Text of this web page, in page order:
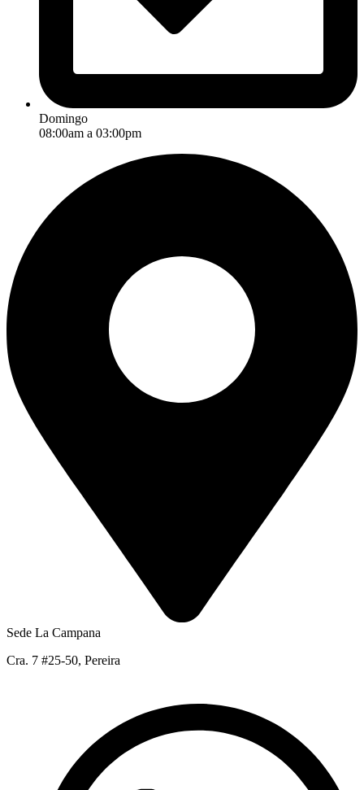
Domingo
08:00am a 03:00pm
Sede La Campana
Cra. 7 #25-50, Pereira